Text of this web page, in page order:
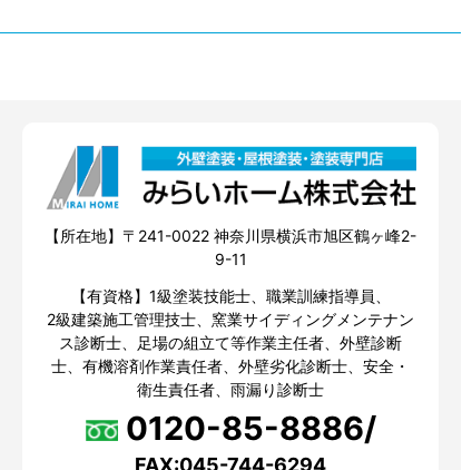
【所在地】〒241-0022 神奈川県横浜市旭区鶴ヶ峰2-
9-11
【有資格】1級塗装技能士、職業訓練指導員、
2級建築施工管理技士、窯業サイディングメンテナン
ス診断士、足場の組立て等作業主任者、外壁診断
士、有機溶剤作業責任者、外壁劣化診断士、安全・
衛生責任者、雨漏り診断士
0120-85-8886/
FAX:045-744-6294